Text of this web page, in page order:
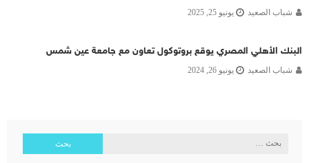
شباب الصعيد يونيو 25, 2025
البنك الأهلي المصري يوقع بروتوكول تعاون مع جامعة عين شمس
شباب الصعيد يونيو 26, 2024
البحث